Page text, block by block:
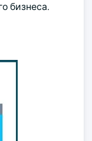
бизнеса.